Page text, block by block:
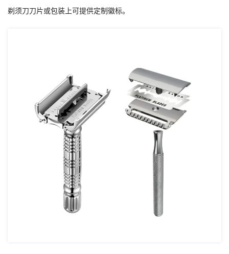
剃须刀刀片或包装上可提供定制徽标。